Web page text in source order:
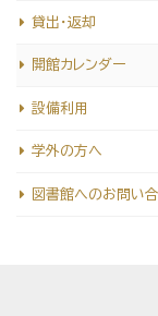
貸出・返却
開館カレンダー
設備利用
学外の方へ
図書館へのお問い